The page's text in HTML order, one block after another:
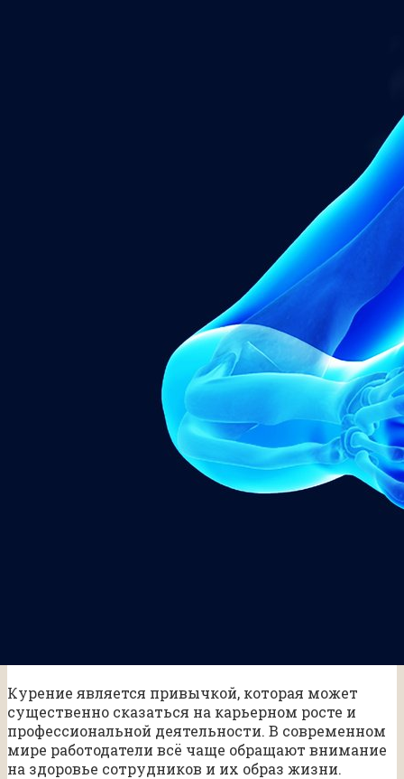
Курение является привычкой, которая может
существенно сказаться на карьерном росте и
профессиональной деятельности. В современном
мире работодатели всё чаще обращают внимание
на здоровье сотрудников и их образ жизни.